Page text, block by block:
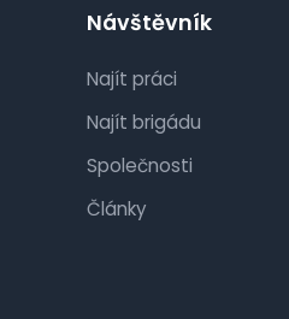
Návštěvník
Najít práci
Najít brigádu
Společnosti
Články